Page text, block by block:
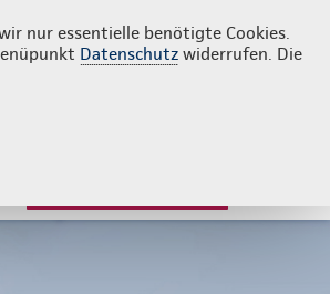
nur essentielle benötigte Cookies.
Datenschutz widerrufen. Die
Kontakt 08076-2479590